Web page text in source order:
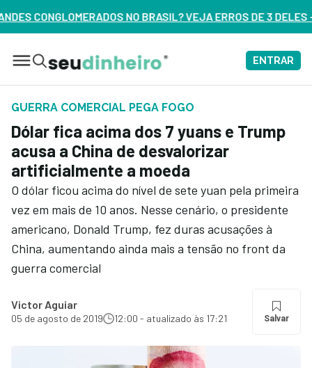
BRASIL? VEJA ERROS DE 3 DELES – ASSISTA AGORA
ENTRAR
GUERRA COMERCIAL PEGA FOGO
Dólar fica acima dos 7 yuans e Trump
acusa a China de desvalorizar
artificialmente a moeda
O dólar ficou acima do nível de sete yuan pela primeira
vez em mais de 10 anos. Nesse cenário, o presidente
americano, Donald Trump, fez duras acusações à
China, aumentando ainda mais a tensão no front da
guerra comercial
Victor Aguiar
05 de agosto de 2019 12:00 - atualizado às 17:21 Salvar